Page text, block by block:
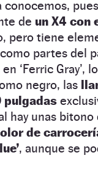
conocemos,
de un X4 con
pero tiene
partes del
‘Ferric Gray’,
negro, las
pulgadas
hay unas bitono
de
, aunque se